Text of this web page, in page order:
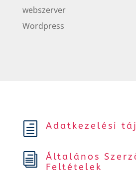
webszerver
Wordpress
h Adatkezelési
i
Általános
Feltételek